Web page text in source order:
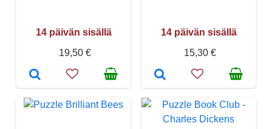
14 päivän sisällä
19,50 €
14 päivän sisällä
15,30 €